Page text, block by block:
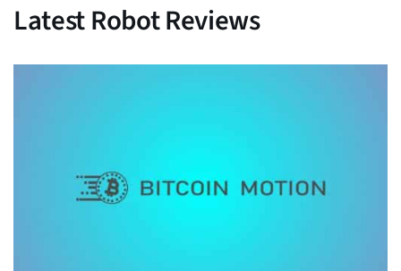
Latest Robot Reviews